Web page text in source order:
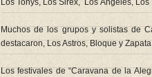
Los Tonys, Los Sirex, Los Ángeles,
Muchos de los grupos y solistas de
destacaron, Los Astros, Bloque y
Los festivales de “Caravana de la